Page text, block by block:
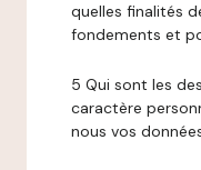
quelles finalités
fondements et
5 Qui sont les
caractère
nous vos